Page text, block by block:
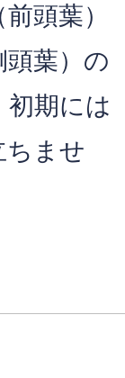
頭葉）
頭葉）の
初期には
ちませ